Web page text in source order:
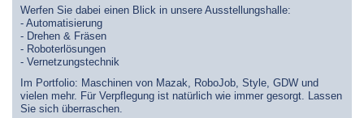
Werfen Sie dabei einen Blick in unsere Ausstellungshalle:
- Automatisierung
- Drehen & Fräsen
- Roboterlösungen
- Vernetzungstechnik
Im Portfolio: Maschinen von Mazak, RoboJob, Style, GDW und
vielen mehr. Für Verpflegung ist natürlich wie immer gesorgt. Lassen
Sie sich überraschen.